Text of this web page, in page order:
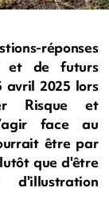
réponses
et de futurs
avril 2025 lors
Risque et
face au
être par
que d'être